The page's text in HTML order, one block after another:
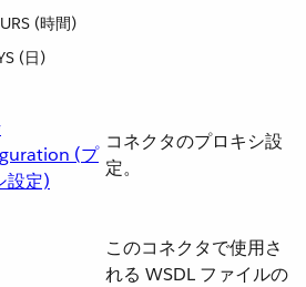
(時間)
(日)
(プ
設定)
コネクタのプロキシ設
定。
このコネクタで使用さ
れる WSDL ファイルの